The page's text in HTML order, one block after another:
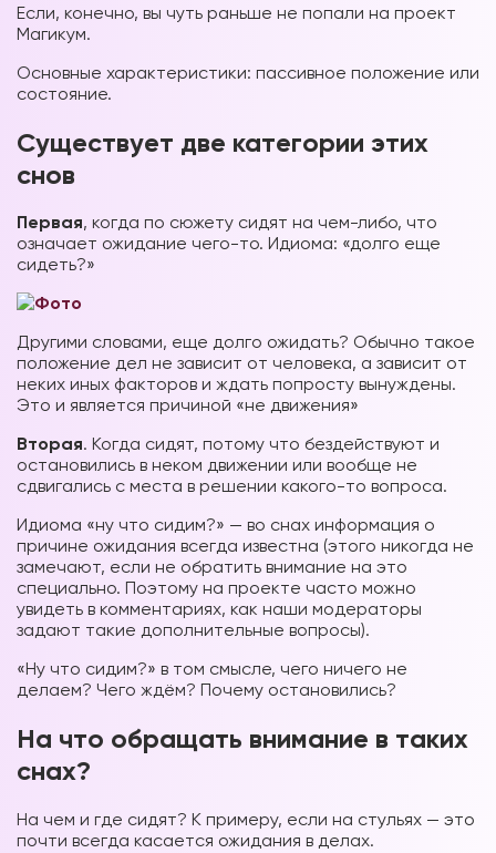
Если, конечно, вы чуть раньше не попали на проект
Магикум.
Основные характеристики: пассивное положение или
состояние.
Существует две категории этих
снов
Первая, когда по сюжету сидят на чем-либо, что
означает ожидание чего-то. Идиома: «долго еще
сидеть?»
Другими словами, еще долго ожидать? Обычно такое
положение дел не зависит от человека, а зависит от
неких иных факторов и ждать попросту вынуждены.
Это и является причиной «не движения»
Вторая. Когда сидят, потому что бездействуют и
остановились в неком движении или вообще не
сдвигались с места в решении какого-то вопроса.
Идиома «ну что сидим?» — во снах информация о
причине ожидания всегда известна (этого никогда не
замечают, если не обратить внимание на это
специально. Поэтому на проекте часто можно
увидеть в комментариях, как наши модераторы
задают такие дополнительные вопросы).
«Ну что сидим?» в том смысле, чего ничего не
делаем? Чего ждём? Почему остановились?
На что обращать внимание в таких
снах?
На чем и где сидят? К примеру, если на стульях — это
почти всегда касается ожидания в делах.